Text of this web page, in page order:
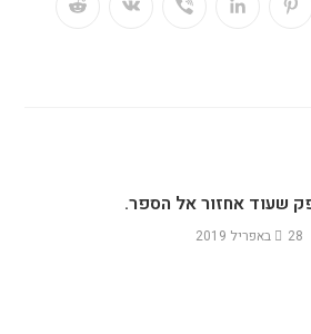
שעוד אחזור אל הספר.
28 באפריל 2019